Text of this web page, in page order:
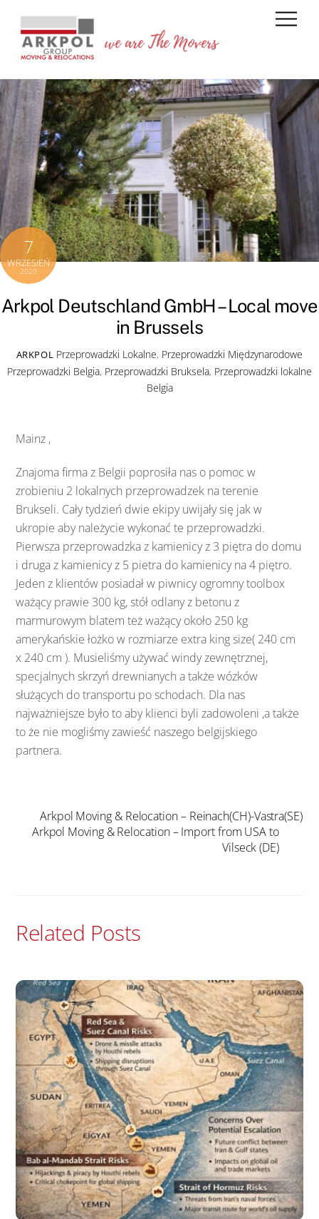
content
we are The Movers
7
WRZESIEŃ
2020
Arkpol Deutschland GmbH – Local move
in Brussels
ARKPOL Przeprowadzki Lokalne, Przeprowadzki Międzynarodowe
Przeprowadzki Belgia, Przeprowadzki Bruksela, Przeprowadzki lokalne
Belgia
Mainz ,
Znajoma firma z Belgii poprosiła nas o pomoc w
zrobieniu 2 lokalnych przeprowadzek na terenie
Brukseli. Cały tydzień dwie ekipy uwijały się jak w
ukropie aby należycie wykonać te przeprowadzki.
Pierwsza przeprowadzka z kamienicy z 3 piętra do domu
i druga z kamienicy z 5 pietra do kamienicy na 4 piętro.
Jeden z klientów posiadał w piwnicy ogromny toolbox
ważący prawie 300 kg, stół odlany z betonu z
marmurowym blatem też ważący około 250 kg
amerykańskie łożko w rozmiarze extra king size( 240 cm
x 240 cm ). Musieliśmy używać windy zewnętrznej,
specjalnych skrzyń drewnianych a także wózków
służących do transportu po schodach. Dla nas
najważniejsze było to aby klienci byli zadowoleni ,a także
to że nie mogliśmy zawieść naszego belgijskiego
partnera.
Arkpol Moving & Relocation – Reinach(CH)-Vastra(SE)
Arkpol Moving & Relocation – Import from USA to
Vilseck (DE)
Related Posts
To
Top